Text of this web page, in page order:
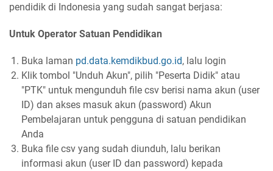
pendidik di Indonesia yang sudah sangat berjasa:
Untuk Operator Satuan Pendidikan
Buka laman pd.data.kemdikbud.go.id, lalu login
Klik tombol "Unduh Akun", pilih "Peserta Didik" atau
"PTK" untuk mengunduh file csv berisi nama akun (user
ID) dan akses masuk akun (password) Akun
Pembelajaran untuk pengguna di satuan pendidikan
Anda
Buka file csv yang sudah diunduh, lalu berikan
informasi akun (user ID dan password) kepada